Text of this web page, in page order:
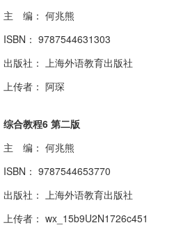
主 编： 何兆熊
ISBN： 9787544631303
出版社： 上海外语教育出版社
上传者： 阿琛
综合教程6 第二版
主 编： 何兆熊
ISBN： 9787544653770
出版社： 上海外语教育出版社
上传者： wx_15b9U2N1726c451